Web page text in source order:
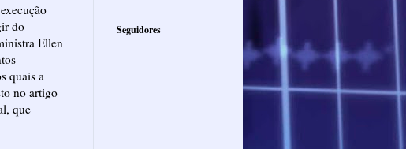
do
Ellen
quais a
no artigo
que
Seguidores